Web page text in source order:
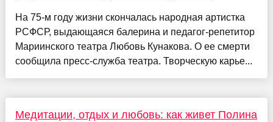
На 75-м году жизни скончалась народная артистка
РСФСР, выдающаяся балерина и педагог-репетитор
Мариинского театра Любовь Кунакова. О ее смерти
сообщила пресс-служба театра. Творческую карье...
Медитации, отдых и любовь: как живет Полина